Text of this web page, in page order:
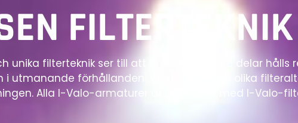
FILTERTEKNIK
unika filterteknik ser till att armaturens inre delar hålls
utmanande förhållanden. Vi erbjuder flera olika
Alla I-Valo-armaturer är utrustade med I-Valo-